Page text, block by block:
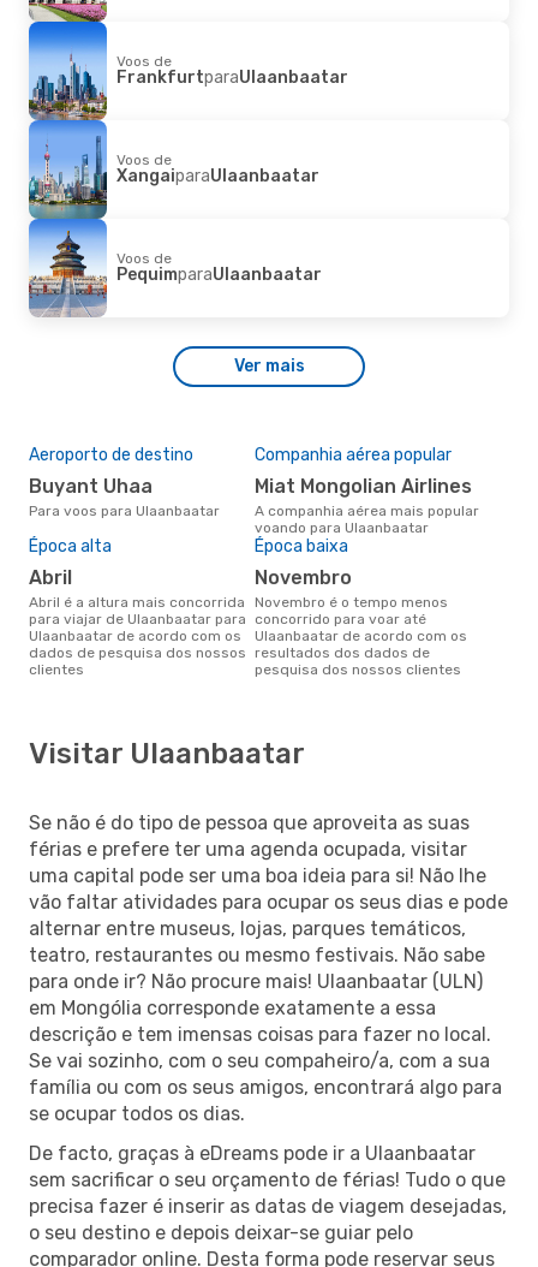
Voos de
FrankfurtparaUlaanbaatar
Voos de
XangaiparaUlaanbaatar
Voos de
PequimparaUlaanbaatar
Ver mais
Aeroporto de destino
Buyant Uhaa
Para voos para Ulaanbaatar
Companhia aérea popular
Miat Mongolian Airlines
A companhia aérea mais popular
voando para Ulaanbaatar
Época alta
abril
abril é a altura mais concorrida
para viajar de Ulaanbaatar para
Ulaanbaatar de acordo com os
dados de pesquisa dos nossos
clientes
Época baixa
novembro
novembro é o tempo menos
concorrido para voar até
Ulaanbaatar de acordo com os
resultados dos dados de
pesquisa dos nossos clientes
Visitar Ulaanbaatar
Se não é do tipo de pessoa que aproveita as suas
férias e prefere ter uma agenda ocupada, visitar
uma capital pode ser uma boa ideia para si! Não lhe
vão faltar atividades para ocupar os seus dias e pode
alternar entre museus, lojas, parques temáticos,
teatro, restaurantes ou mesmo festivais. Não sabe
para onde ir? Não procure mais! Ulaanbaatar (ULN)
em Mongólia corresponde exatamente a essa
descrição e tem imensas coisas para fazer no local.
Se vai sozinho, com o seu compaheiro/a, com a sua
família ou com os seus amigos, encontrará algo para
se ocupar todos os dias.
De facto, graças à eDreams pode ir a Ulaanbaatar
sem sacrificar o seu orçamento de férias! Tudo o que
precisa fazer é inserir as datas de viagem desejadas,
o seu destino e depois deixar-se guiar pelo
comparador online. Desta forma pode reservar seus